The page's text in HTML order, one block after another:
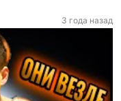
3 года назад